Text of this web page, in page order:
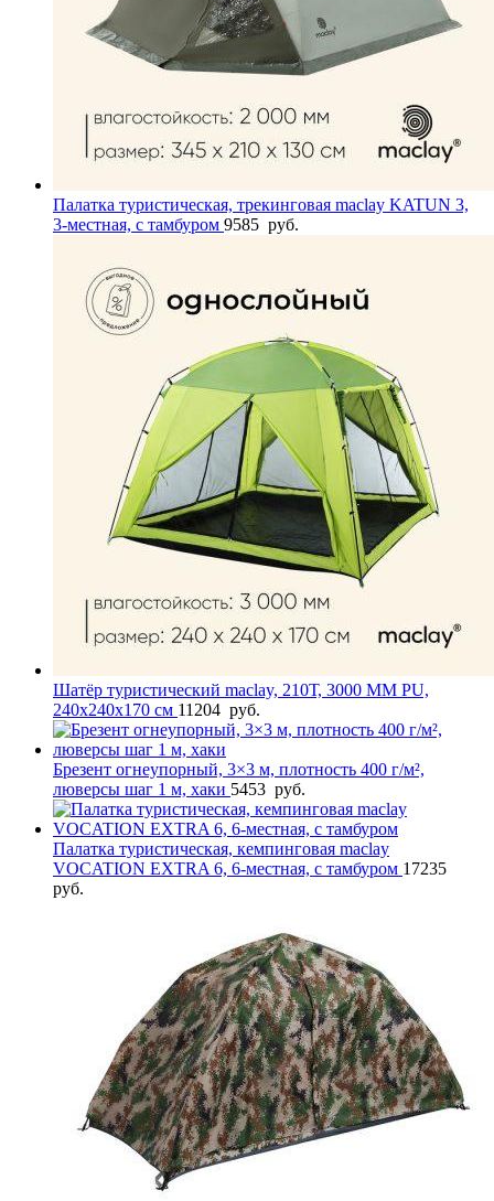
Палатка туристическая, трекинговая maclay KATUN 3,
3-местная, с тамбуром 9585 руб.
Шатёр туристический maclay, 210Т, 3000 MM PU,
240х240х170 см 11204 руб.
Брезент огнеупорный, 3×3 м, плотность 400 г/м²,
люверсы шаг 1 м, хаки 5453 руб.
Палатка туристическая, кемпинговая maclay
VOCATION EXTRA 6, 6-местная, с тамбуром 17235
руб.